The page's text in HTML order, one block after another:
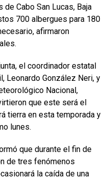
Cabo San Lucas, Baja
700 albergues para 180
afirmaron
el coordinador estatal
Leonardo González Neri, y
Nacional,
que este será el
tierra en esta temporada y
lunes.
que durante el fin de
de tres fenómenos
la caída de una